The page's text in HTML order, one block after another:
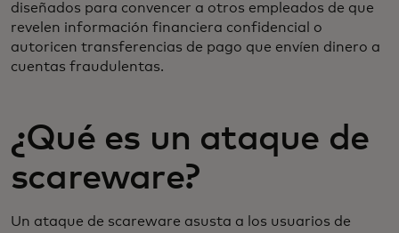
diseñados para convencer a otros empleados de que
revelen información financiera confidencial o
autoricen transferencias de pago que envíen dinero a
cuentas fraudulentas.
¿Qué es un ataque de
scareware?
Un ataque de scareware asusta a los usuarios de